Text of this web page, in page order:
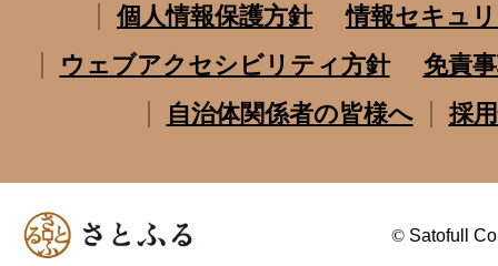
個人情報保護方針
情報セキュ
ウェブアクセシビリティ方針
免責
自治体関係者の皆様へ
採
© Satofull